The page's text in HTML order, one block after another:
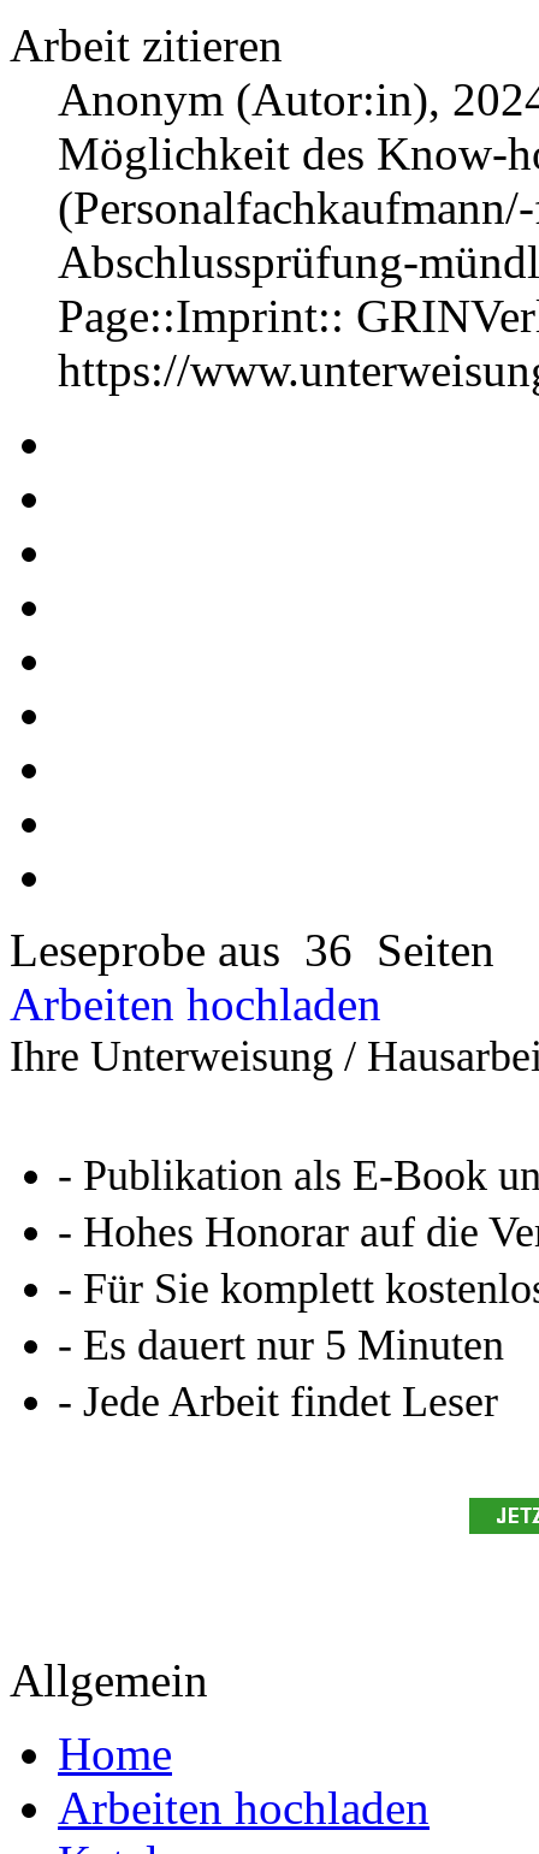
Arbeit zitieren
Anonym (Autor:in),
Möglichkeit des Know-
Abschlussprüfung-
Page::Imprint::
https://
Leseprobe aus 36 Seiten
Arbeiten hochladen
Ihre Unterweisung /
- Publikation als E-Book
- Hohes Honorar auf die
- Für Sie komplett
- Es dauert nur 5 Minuten
- Jede Arbeit findet Leser
Allgemein
Home
Arbeiten hochladen